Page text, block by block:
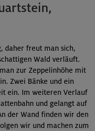
daher freut man sich,
Wald verläuft.
zur Zeppelinhöhe mit
Zwei Bänke und ein
ein. Im weiteren Verlauf
und gelangt auf
der Wand finden wir den
wir und machen zum